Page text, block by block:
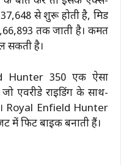
से शुरू होती है, मिड
तक जाती है। कीमत
सकती है।
Hunter 350 एक ऐसा
एवरीडे राइडिंग के साथ-
Royal Enfield Hunter
में फिट बाइक बनाती हैं।